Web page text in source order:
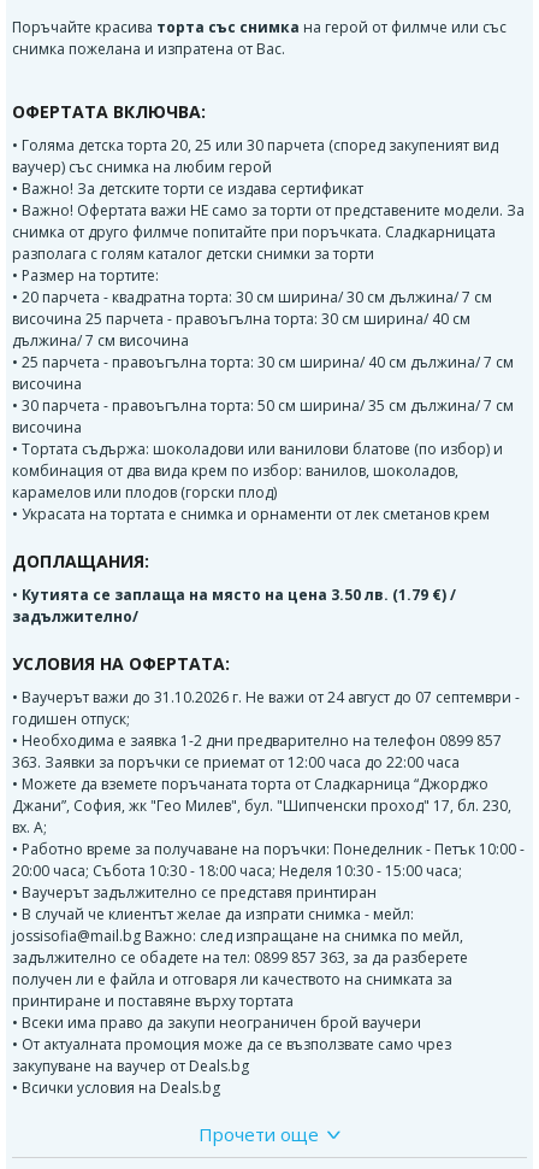
Поръчайте красива торта със снимка на герой от филмче или със
снимка пожелана и изпратена от Вас.
ОФЕРТАТА ВКЛЮЧВА:
• Голяма детска торта 20, 25 или 30 парчета (според закупеният вид
ваучер) със снимка на любим герой
• Важно! За детските торти се издава сертификат
• Важно! Офертата важи НЕ само за торти от представените модели. За
снимка от друго филмче попитайте при поръчката. Сладкарницата
разполага с голям каталог детски снимки за торти
• Размер на тортите:
• 20 парчета - квадратна торта: 30 см ширина/ 30 см дължина/ 7 см
височина 25 парчета - правоъгълна торта: 30 см ширина/ 40 см
дължина/ 7 см височина
• 25 парчета - правоъгълна торта: 30 см ширина/ 40 см дължина/ 7 см
височина
• 30 парчета - правоъгълна торта: 50 см ширина/ 35 см дължина/ 7 см
височина
• Тортата съдържа: шоколадови или ванилови блатове (по избор) и
комбинация от два вида крем по избор: ванилов, шоколадов,
карамелов или плодов (горски плод)
• Украсата на тортата е снимка и орнаменти от лек сметанов крем
ДОПЛАЩАНИЯ:
• Кутията се заплаща на място на цена 3.50 лв. (1.79 €) /
задължително/
УСЛОВИЯ НА ОФЕРТАТА:
• Ваучерът важи до 31.10.2026 г. Не важи от 24 август до 07 септември -
годишен отпуск;
• Необходима е заявка 1-2 дни предварително на телефон 0899 857
363. Заявки за поръчки се приемат от 12:00 часа до 22:00 часа
• Можете да вземете поръчаната торта от Сладкарница “Джорджо
Джани”, София, жк "Гео Милев", бул. "Шипченски проход" 17, бл. 230,
вх. А;
• Работно време за получаване на поръчки: Понеделник - Петък 10:00 -
20:00 часа; Събота 10:30 - 18:00 часа; Неделя 10:30 - 15:00 часа;
• Ваучерът задължително се представя принтиран
• В случай че клиентът желае да изпрати снимка - мейл:
jossisofia@mail.bg Важно: след изпращане на снимка по мейл,
задължително се обадете на тел: 0899 857 363, за да разберете
получен ли е файла и отговаря ли качеството на снимката за
принтиране и поставяне върху тортата
• Всеки има право да закупи неограничен брой ваучери
• От актуалната промоция може да се възползвате само чрез
закупуване на ваучер от Deals.bg
• Всички условия на Deals.bg
В рецептите на Джорджо Джани няма есенции, набухватели и
консерванти. Използват се само естествени продукти.
Прочети още